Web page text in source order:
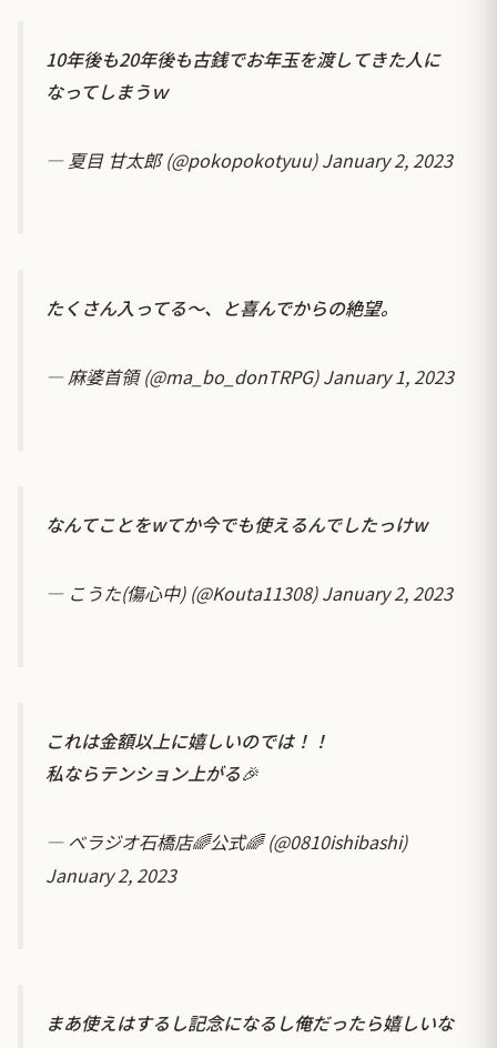
10年後も20年後も古銭でお年玉を渡してきた人に
なってしまうｗ
— 夏目 甘太郎 (@pokopokotyuu)January 2, 2023
たくさん入ってる～、と喜んでからの絶望。
— 麻婆首領 (@ma_bo_donTRPG)January 1, 2023
なんてことをwてか今でも使えるんでしたっけw
— こうた(傷心中) (@Kouta11308)January 2, 2023
これは金額以上に嬉しいのでは！！
私ならテンション上がる🎉
— べラジオ石橋店🌈公式🌈 (@0810ishibashi)
January 2, 2023
まあ使えはするし記念になるし俺だったら嬉しいな